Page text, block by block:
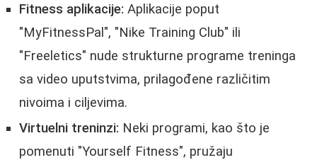
Fitness aplikacije: Aplikacije poput
"MyFitnessPal", "Nike Training Club" ili
"Freeletics" nude strukturne programe treninga
sa video uputstvima, prilagođene različitim
nivoima i ciljevima.
Virtuelni treninzi: Neki programi, kao što je
pomenuti "Yourself Fitness", pružaju